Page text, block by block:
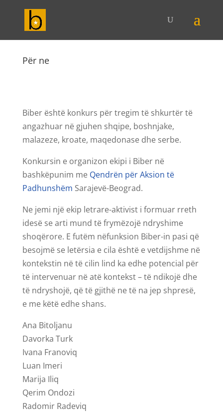
Për ne
Biber është konkurs për tregim të shkurtër të
angazhuar në gjuhen shqipe, boshnjake,
malazeze, kroate, maqedonase dhe serbe.
Konkursin e organizon ekipi i Biber në
bashkëpunim me Qendrën për Aksion të
Padhunshëm Sarajevë-Beograd.
Ne jemi një ekip letrare-aktivist i formuar rreth
idesë se arti mund të frymëzojë ndryshime
shoqërore. E futëm nëfunksion Biber-in pasi që
besojmë se letërsia e cila është e vetdijshme në
kontekstin në të cilin lind ka edhe potencial për
të intervenuar në atë kontekst – të ndikojë dhe
të ndryshojë, që të gjithë ne të na jep shpresë,
e me këtë edhe shans.
Ana Bitoljanu
Davorka Turk
Ivana Franoviq
Luan Imeri
Marija Iliq
Qerim Ondozi
Radomir Radeviq